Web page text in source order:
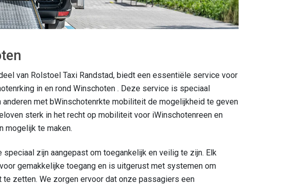
van Rolstoel Taxi Randstad, biedt een essentiële service voor
in en rond Winschoten . Deze service is speciaal
met bWinschotenrkte mobiliteit de mogelijkheid te geven
sterk in het recht op mobiliteit voor iWinschotenreen en
mogelijk te maken.
zijn aangepast om toegankelijk en veilig te zijn. Elk
gemakkelijke toegang en is uitgerust met systemen om
zetten. We zorgen ervoor dat onze passagiers een